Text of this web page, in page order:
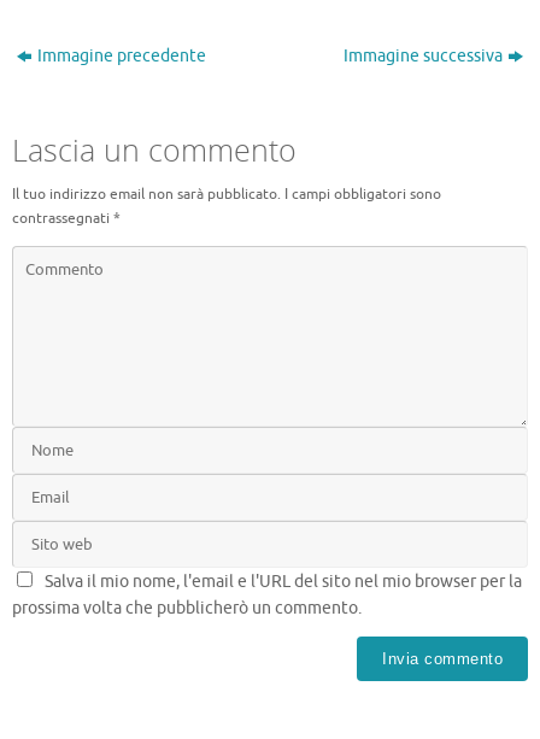
Immagine precedente Immagine successiva
Lascia un commento
Il tuo indirizzo email non sarà pubblicato. I campi obbligatori sono
contrassegnati *
Salva il mio nome, l'email e l'URL del sito nel mio browser per la
prossima volta che pubblicherò un commento.